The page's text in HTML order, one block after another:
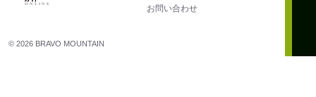
お問い合わせ
© 2026 BRAVO MOUNTAIN